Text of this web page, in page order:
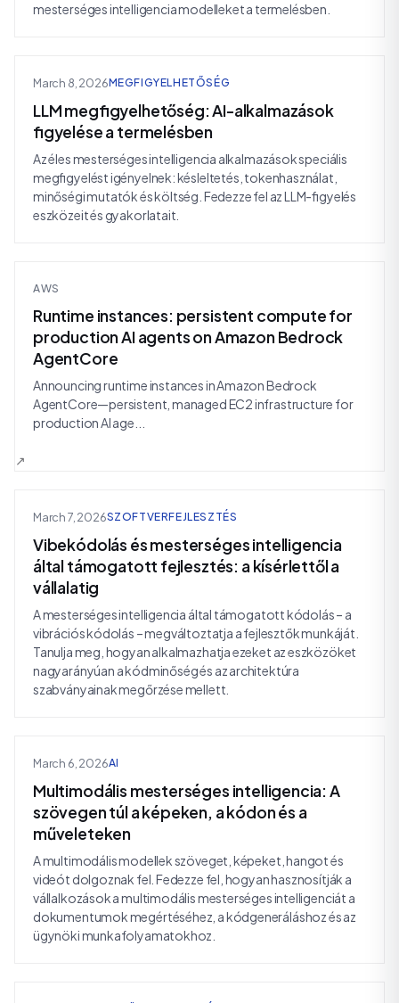
mesterséges intelligencia modelleket a termelésben.
March 8, 2026MEGFIGYELHETŐSÉG
LLM megfigyelhetőség: AI-alkalmazások
figyelése a termelésben
Az éles mesterséges intelligencia alkalmazások speciális
megfigyelést igényelnek: késleltetés, tokenhasználat,
minőségi mutatók és költség. Fedezze fel az LLM-figyelés
eszközeit és gyakorlatait.
AWS
Runtime instances: persistent compute for
production AI agents on Amazon Bedrock
AgentCore
Announcing runtime instances in Amazon Bedrock
AgentCore—persistent, managed EC2 infrastructure for
production AI age...
March 7, 2026SZOFTVERFEJLESZTÉS
Vibekódolás és mesterséges intelligencia
által támogatott fejlesztés: a kísérlettől a
vállalatig
A mesterséges intelligencia által támogatott kódolás – a
vibrációs kódolás – megváltoztatja a fejlesztők munkáját.
Tanulja meg, hogyan alkalmazhatja ezeket az eszközöket
nagyarányúan a kódminőség és az architektúra
szabványainak megőrzése mellett.
March 6, 2026AI
Multimodális mesterséges intelligencia: A
szövegen túl a képeken, a kódon és a
műveleteken
A multimodális modellek szöveget, képeket, hangot és
videót dolgoznak fel. Fedezze fel, hogyan hasznosítják a
vállalkozások a multimodális mesterséges intelligenciát a
dokumentumok megértéséhez, a kódgeneráláshoz és az
ügynöki munkafolyamatokhoz.